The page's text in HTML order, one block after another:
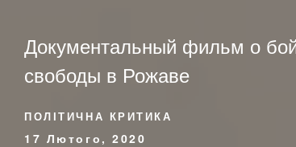
Документальный фильм о
свободы в Рожаве
ПОЛІТИЧНА КРИТИКА
17 Лютого, 2020